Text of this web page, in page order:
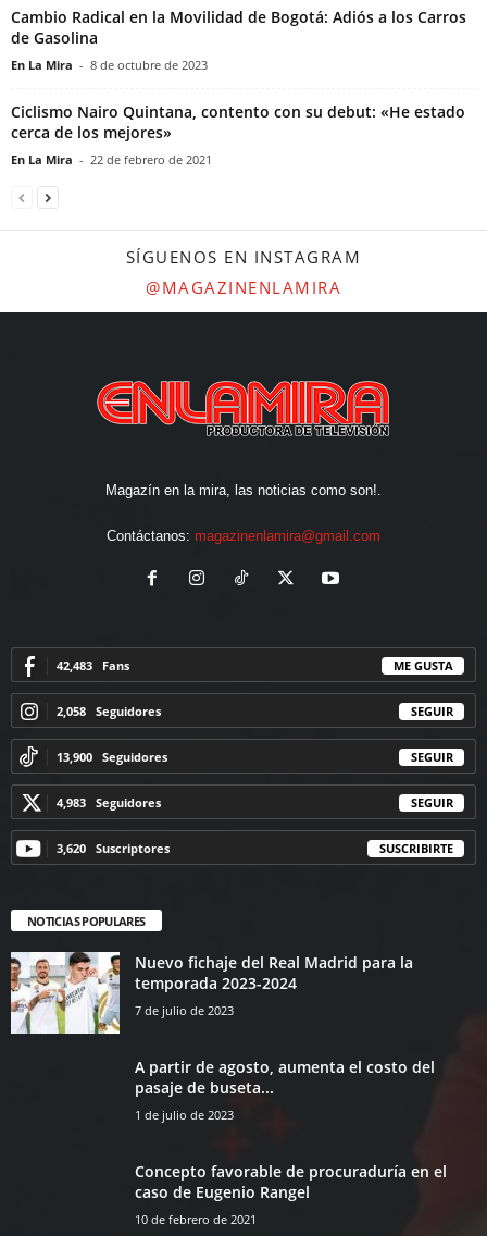
Cambio Radical en la Movilidad de Bogotá: Adiós a los Carros
de Gasolina
En La Mira - 8 de octubre de 2023
Ciclismo Nairo Quintana, contento con su debut: «He estado
cerca de los mejores»
En La Mira - 22 de febrero de 2021
SÍGUENOS EN INSTAGRAM
@MAGAZINENLAMIRA
Magazín en la mira, las noticias como son!.
Contáctanos: magazinenlamira@gmail.com
42,483 Fans ME GUSTA
2,058 Seguidores SEGUIR
13,900 Seguidores SEGUIR
4,983 Seguidores SEGUIR
3,620 Suscriptores SUSCRIBIRTE
NOTICIAS POPULARES
Nuevo fichaje del Real Madrid para la
temporada 2023-2024
7 de julio de 2023
A partir de agosto, aumenta el costo del
pasaje de buseta...
1 de julio de 2023
Concepto favorable de procuraduría en el
caso de Eugenio Rangel
10 de febrero de 2021